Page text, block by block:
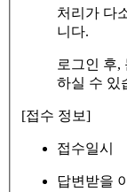
처리가 다
니다.
로그인 후,
하실 수 있
[접수 정보]
접수일시
답변받을